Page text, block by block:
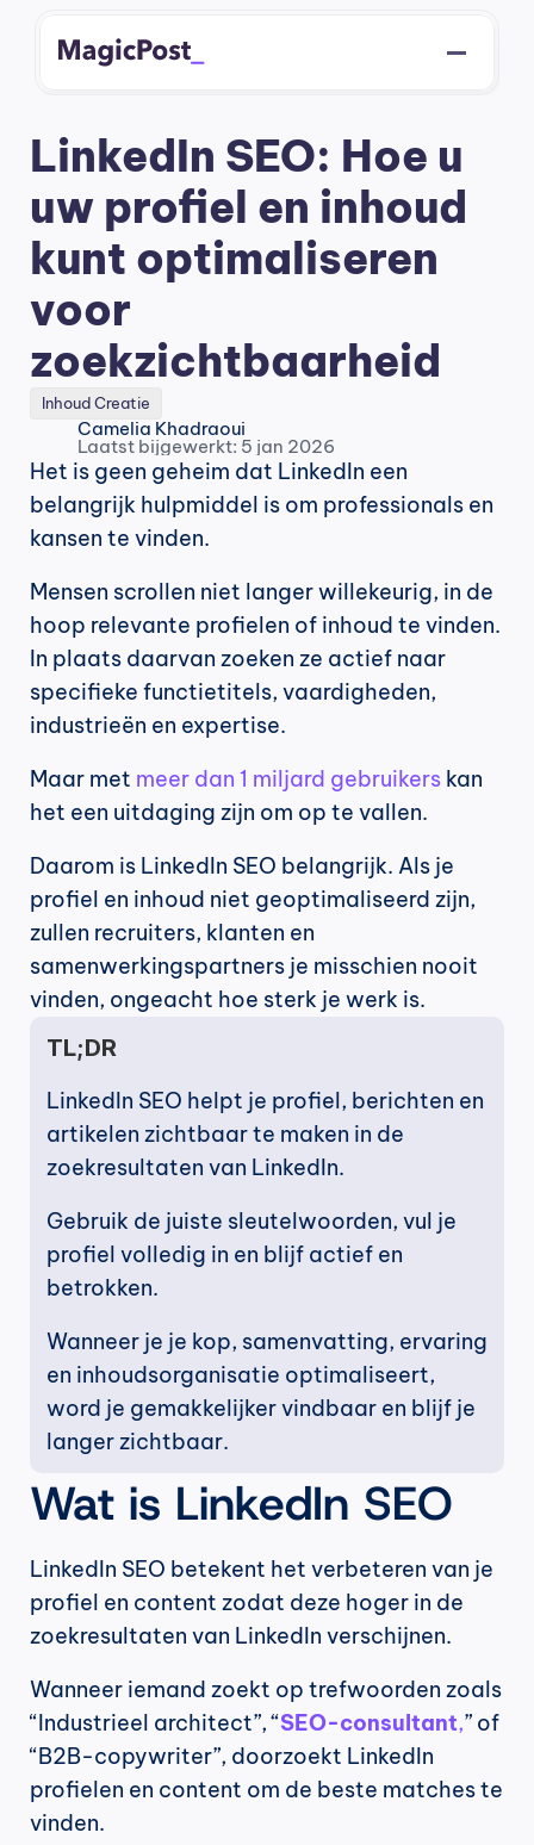
LinkedIn SEO: Hoe u
uw profiel en inhoud
kunt optimaliseren
voor
zoekzichtbaarheid
Inhoud Creatie
Camelia Khadraoui
Laatst bijgewerkt: 5 jan 2026
Het is geen geheim dat LinkedIn een
belangrijk hulpmiddel is om professionals en
kansen te vinden.
Mensen scrollen niet langer willekeurig, in de
hoop relevante profielen of inhoud te vinden.
In plaats daarvan zoeken ze actief naar
specifieke functietitels, vaardigheden,
industrieën en expertise.
Maar met meer dan 1 miljard gebruikers kan
het een uitdaging zijn om op te vallen.
Daarom is LinkedIn SEO belangrijk. Als je
profiel en inhoud niet geoptimaliseerd zijn,
zullen recruiters, klanten en
samenwerkingspartners je misschien nooit
vinden, ongeacht hoe sterk je werk is.
TL;DR
LinkedIn SEO helpt je profiel, berichten en
artikelen zichtbaar te maken in de
zoekresultaten van LinkedIn.
Gebruik de juiste sleutelwoorden, vul je
profiel volledig in en blijf actief en
betrokken.
Wanneer je je kop, samenvatting, ervaring
en inhoudsorganisatie optimaliseert,
word je gemakkelijker vindbaar en blijf je
langer zichtbaar.
Wat is LinkedIn SEO
LinkedIn SEO betekent het verbeteren van je
profiel en content zodat deze hoger in de
zoekresultaten van LinkedIn verschijnen.
Wanneer iemand zoekt op trefwoorden zoals
“Industrieel architect”, “SEO-consultant,” of
“B2B-copywriter”, doorzoekt LinkedIn
profielen en content om de beste matches te
vinden.